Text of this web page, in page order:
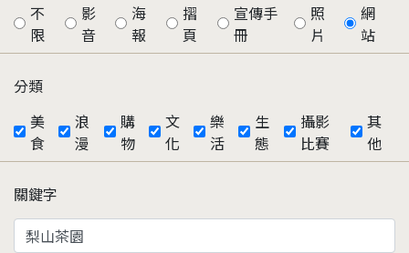
不
限
影
音
海
報
摺
頁
宣傳手
冊
照
片
網
站
分類
美
食
浪
漫
購
物
文
化
樂
活
生
態
攝影
比賽
其
他
關鍵字